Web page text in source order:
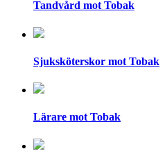
Tandvård mot Tobak
Sjuksköterskor mot Tobak
Lärare mot Tobak